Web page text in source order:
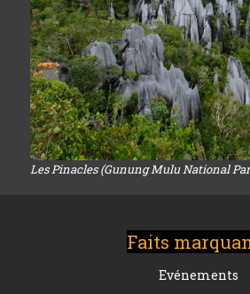
Les Pinacles (Gunung Mulu National
Faits
Evénements